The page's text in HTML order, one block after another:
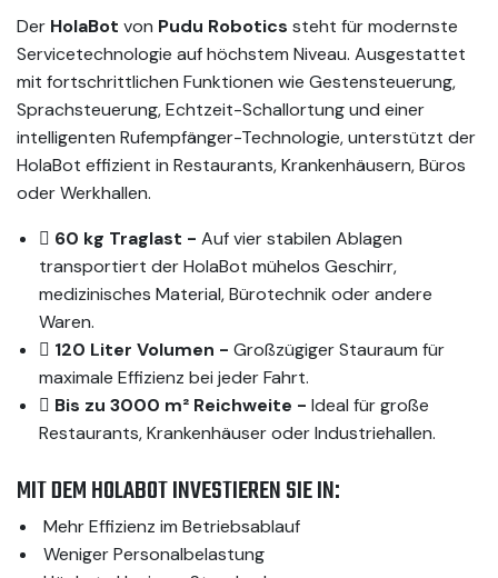
Der HolaBot von Pudu Robotics steht für modernste
Servicetechnologie auf höchstem Niveau. Ausgestattet
mit fortschrittlichen Funktionen wie Gestensteuerung,
Sprachsteuerung, Echtzeit-Schallortung und einer
intelligenten Rufempfänger-Technologie, unterstützt der
HolaBot effizient in Restaurants, Krankenhäusern, Büros
oder Werkhallen.
60 kg Traglast - Auf vier stabilen Ablagen
transportiert der HolaBot mühelos Geschirr,
medizinisches Material, Bürotechnik oder andere
Waren.
120 Liter Volumen - Großzügiger Stauraum für
maximale Effizienz bei jeder Fahrt.
Bis zu 3000 m² Reichweite - Ideal für große
Restaurants, Krankenhäuser oder Industriehallen.
MIT DEM HOLABOT INVESTIEREN SIE IN:
Mehr Effizienz im Betriebsablauf
Weniger Personalbelastung